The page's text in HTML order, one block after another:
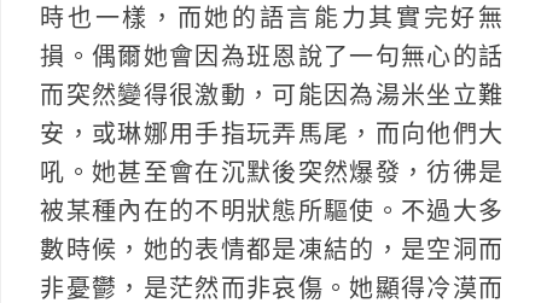
時也一樣，而她的語言能力其實完好無
損。偶爾她會因為班恩說了一句無心的話
而突然變得很激動，可能因為湯米坐立難
安，或琳娜用手指玩弄馬尾，而向他們大
吼。她甚至會在沉默後突然爆發，彷彿是
被某種內在的不明狀態所驅使。不過大多
數時候，她的表情都是凍結的，是空洞而
非憂鬱，是茫然而非哀傷。她顯得冷漠而